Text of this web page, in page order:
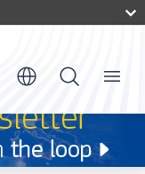
Menu